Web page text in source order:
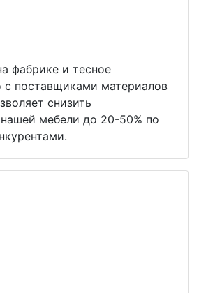
фабрике и тесное
с поставщиками материалов
снизить
мебели до 20-50% по